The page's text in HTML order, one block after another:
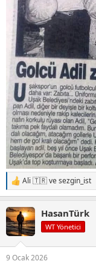
T
e
k
i
l
Ali 🇹🇷vesezgin_ist
HasanTürk
WT Yönetici
9 Ocak 2026